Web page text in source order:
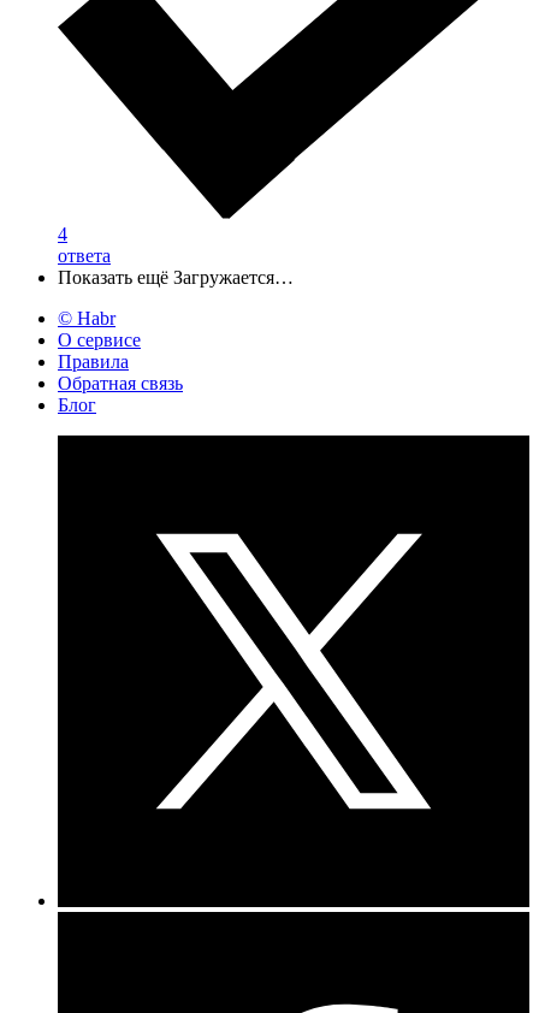
4
ответа
Показать ещё Загружается…
© Habr
О сервисе
Правила
Обратная связь
Блог